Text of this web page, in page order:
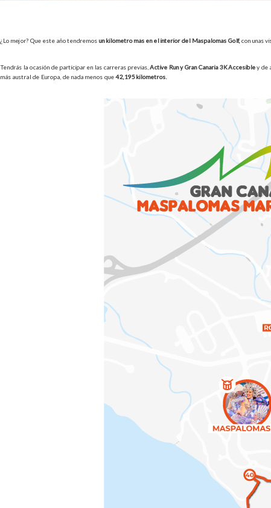
¿Lo mejor? Que este año tendremos un kilómetro más en el interior del Maspalomas Golf, con unas
Tendrás la ocasión de participar en las carreras previas, Active Run y Gran Canaria 3K Accesibley de
más austral de Europa, de nada menos que42,195 kilómetros.